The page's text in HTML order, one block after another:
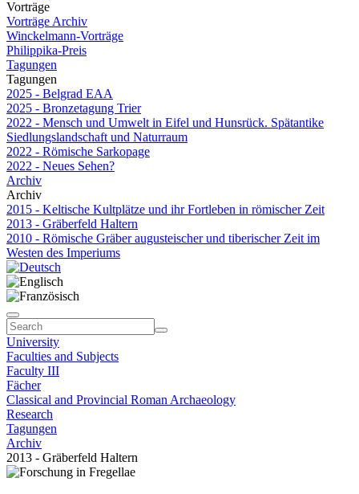
Vorträge
Vorträge Archiv
Winckelmann-Vorträge
Philippika-Preis
Tagungen
Tagungen
2025 - Belgrad EAA
2025 - Bronzetagung Trier
2022 - Mensch und Umwelt in Eifel und Hunsrück. Spätantike
Siedlungslandschaft und Naturraum
2022 - Römische Sarkopage
2022 - Neues Sehen?
Archiv
Archiv
2015 - Keltische Kultplätze und ihr Fortleben in römischer Zeit
2013 - Gräberfeld Haltern
2010 - Römische Gräber augusteischer und tiberischer Zeit im
Westen des Imperiums
University
Faculties and Subjects
Faculty III
Fächer
Classical and Provincial Roman Archaeology
Research
Tagungen
Archiv
2013 - Gräberfeld Haltern